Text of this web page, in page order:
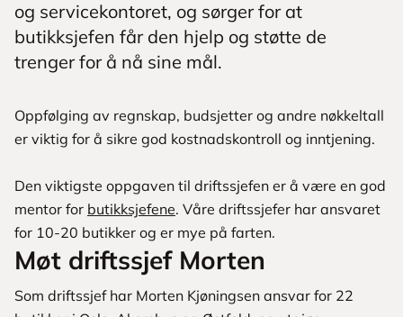
og servicekontoret, og sørger for at
butikksjefen får den hjelp og støtte de
trenger for å nå sine mål.
Oppfølging av regnskap, budsjetter og andre nøkkeltall
er viktig for å sikre god kostnadskontroll og inntjening.
Den viktigste oppgaven til driftssjefen er å være en god
mentor for butikksjefene. Våre driftssjefer har ansvaret
for 10-20 butikker og er mye på farten.
Møt driftssjef Morten
Som driftssjef har Morten Kjøningsen ansvar for 22